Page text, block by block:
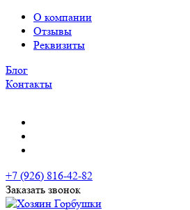
О компании
Отзывы
Реквизиты
Блог
Контакты
+7 (926) 816-42-82
Заказать звонок